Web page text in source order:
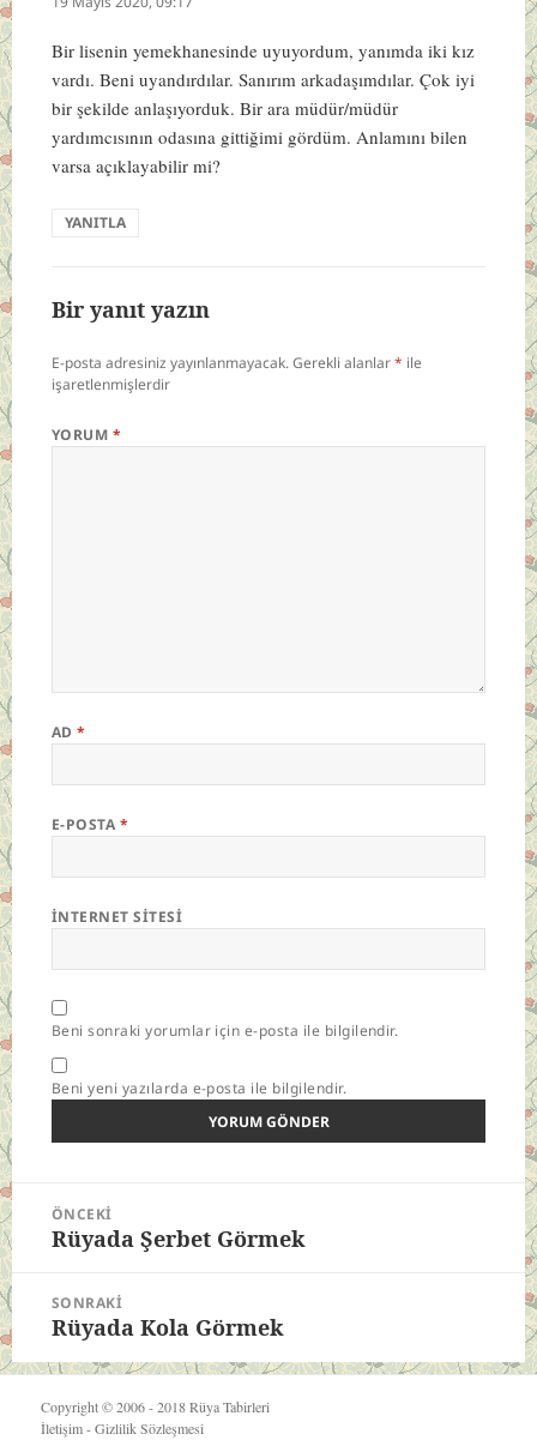
Bir lisenin yemekhanesinde uyuyordum, yanımda iki kız
vardı. Beni uyandırdılar. Sanırım arkadaşımdılar. Çok iyi
bir şekilde anlaşıyorduk. Bir ara müdür/müdür
yardımcısının odasına gittiğimi gördüm. Anlamını bilen
varsa açıklayabilir mi?
YANITLA
Bir yanıt yazın
E-posta adresiniz yayınlanmayacak.Gerekli alanlar* ile
işaretlenmişlerdir
YORUM *
AD*
E-POSTA *
İNTERNET SITESI
Beni sonraki yorumlar için e-posta ile bilgilendir.
Beni yeni yazılarda e-posta ile bilgilendir.
Yazı
gezinmesi
ÖNCEKI
Önceki
Rüyada Şerbet Görmek
SONRAKI
Sonraki
yazı:
Rüyada Kola Görmek
Copyright © 2006 - 2018Rüya Tabirleri
İletişim-Gizlilik Sözleşmesi